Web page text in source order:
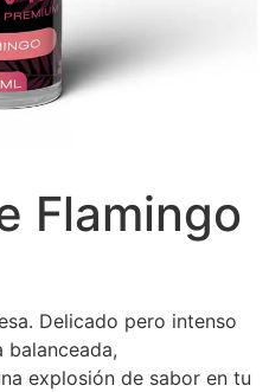
Flamingo
Delicado pero intenso
balanceada,
explosión de sabor en tu